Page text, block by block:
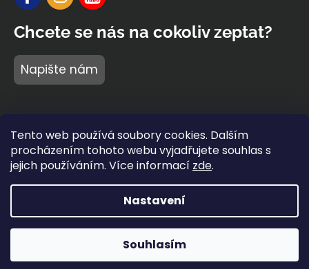
Tento web používá soubory cookies. Dalším
procházením tohoto webu vyjadřujete souhlas s
jejich používáním. Více informací zde.
Nastavení
Souhlasím
Chcete se nás na cokoliv zeptat?
Napište nám
Vytvořil Shoptet Premium
BARIDI wear®. Všechna práva vyhrazena.